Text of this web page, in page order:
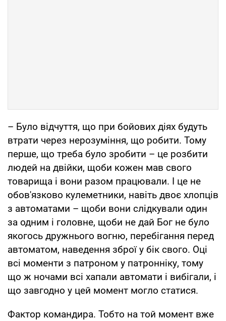
– Було відчуття, що при бойових діях будуть
втрати через нерозуміння, що робити. Тому
перше, що треба було зробити – це розбити
людей на двійки, щоби кожен мав свого
товарища і вони разом працювали. І це не
обов'язково кулеметники, навіть двоє хлопців
з автоматами – щоби вони слідкували один
за одним і головне, щоби не дай Бог не було
якогось дружнього вогню, перебігання перед
автоматом, наведення зброї у бік свого. Оці
всі моменти з патроном у патронніку, тому
що ж ночами всі хапали автомати і вибігали, і
що завгодно у цей момент могло статися.
Фактор командира. Тобто на той момент вже